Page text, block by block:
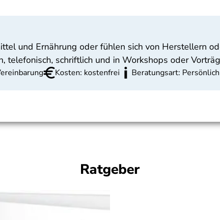
und Ernährung oder fühlen sich von Herstellern
telefonisch, schriftlich und in Workshops oder
Kosten: kostenfrei Beratungsart:
Ratgeber